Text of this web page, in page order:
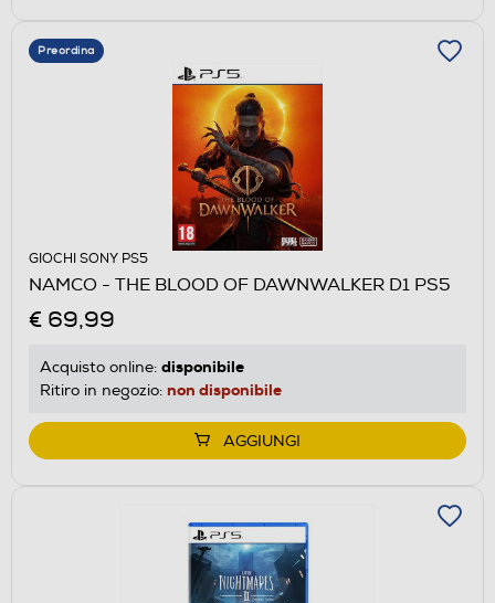
Preordina
GIOCHI SONY PS5
NAMCO - THE BLOOD OF DAWNWALKER D1 PS5
€ 69,99
Acquisto online: disponibile
Ritiro in negozio: non disponibile
AGGIUNGI